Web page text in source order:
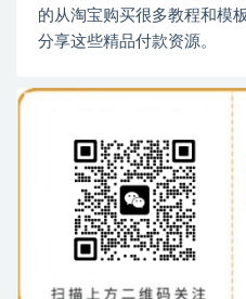
的从淘宝购买很多教程和模
分享这些精品付款资源。